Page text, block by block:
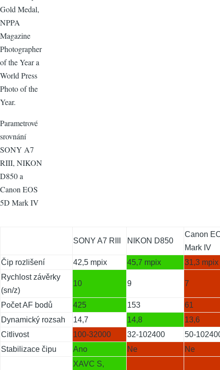
Gold Medal,
NPPA
Magazine
Photographer
of the Year a
World Press
Photo of the
Year.
Parametrové
srovnání
SONY A7
RIII, NIKON
D850 a
Canon EOS
5D Mark IV
SONY A7 RIII NIKON D850
Canon
Mark IV
Čip rozlišení
42,5 mpix 45,7 mpix
31,3 mpix
Rychlost závěrky
(sn/z)
10 9 7
Počet AF bodů 425 153
61
Dynamický rozsah
14,7 14,8
13,6
Citlivost
100-32000 32-102400
50-
Stabilizace čipu
Ano Ne Ne
XAVC S,